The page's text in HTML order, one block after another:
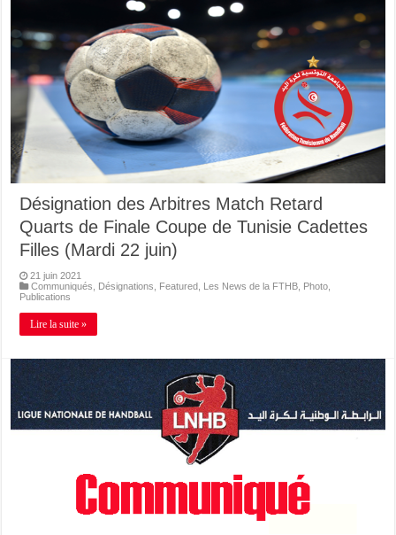
Désignation des Arbitres Match Retard
Quarts de Finale Coupe de Tunisie Cadettes
Filles (Mardi 22 juin)
21 juin 2021
Communiqués
Désignations Featured Les News de la FTHB Photo
Publications
Lire la suite »